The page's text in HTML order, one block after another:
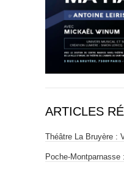
ARTICLES
Théâtre La Bruyère :
Poche-Montparnasse